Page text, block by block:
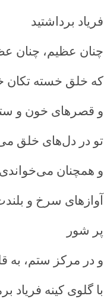
فرياد برداشتيد
چنان عظيم، چنان
که خلق خسته تکان
و قصرهای خون و
تو در دل‌های خلق
و همچنان می‌خواندی
آوازهای سرخ و
پر شور
و در مرکز ستم،
با گلوی کينه فرياد